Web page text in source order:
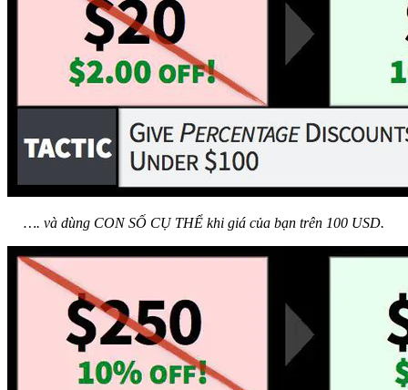
…. và dùng CON SỐ CỤ THỂ khi giá của bạn trên 100 USD.